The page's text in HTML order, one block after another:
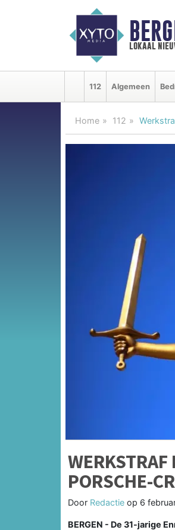
lokaal
112 Algemeen
Home 112
PORSCHE-
Door Redactie op 6
BERGEN - De 31-jarige